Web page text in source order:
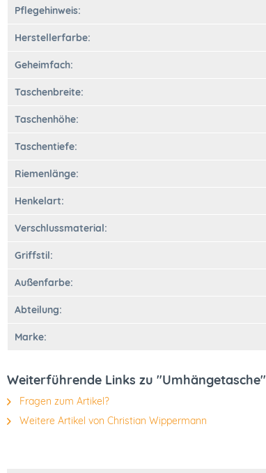
Pflegehinweis:
Herstellerfarbe:
Geheimfach:
Taschenbreite:
Taschenhöhe:
Taschentiefe:
Riemenlänge:
Henkelart:
Verschlussmaterial:
Griffstil:
Außenfarbe:
Abteilung:
Marke:
Weiterführende Links zu "Umhängetasche"
Fragen zum Artikel?
Weitere Artikel von Christian Wippermann